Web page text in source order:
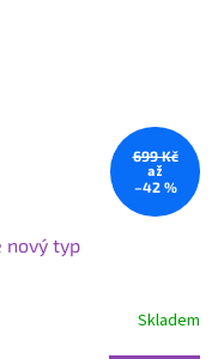
699 Kč
až
–42 %
nový typ
Skladem